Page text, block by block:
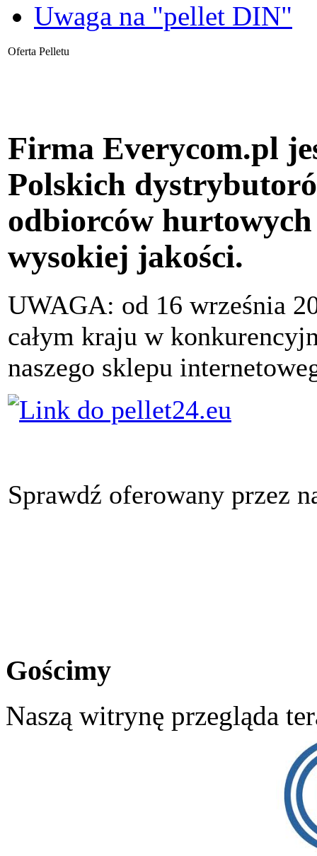
Uwaga na "pellet DIN"
Oferta Pelletu
Firma Everycom.pl
Polskich
odbiorców
wysokiej jakości.
UWAGA: od 16 września
całym kraju w
naszego sklepu
Sprawdź oferowany przez
Gościmy
Naszą witrynę przegląda